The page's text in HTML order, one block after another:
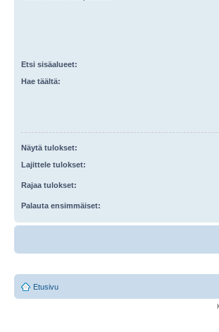
Etsi sisäalueet:
Hae täältä:
Näytä tulokset:
Lajittele tulokset:
Rajaa tulokset:
Palauta ensimmäiset:
Etusivu